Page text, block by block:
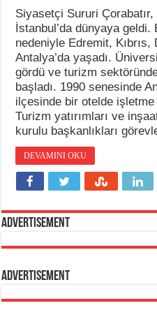
Siyasetçi Sururi
İstanbul’da dünyaya geldi.
nedeniyle Edremit, Kıbrıs,
Antalya’da yaşadı.
gördü ve turizm
başladı. 1990 senesinde
ilçesinde bir otelde işletme
Turizm yatırımları ve
kurulu başkanlıkları
DEVAMINI OKU
Advertisement
Advertisement